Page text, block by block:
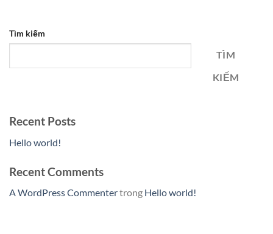
Tìm kiếm
TÌM
KIẾM
Recent Posts
Hello world!
Recent Comments
A WordPress Commentertrong Hello world!